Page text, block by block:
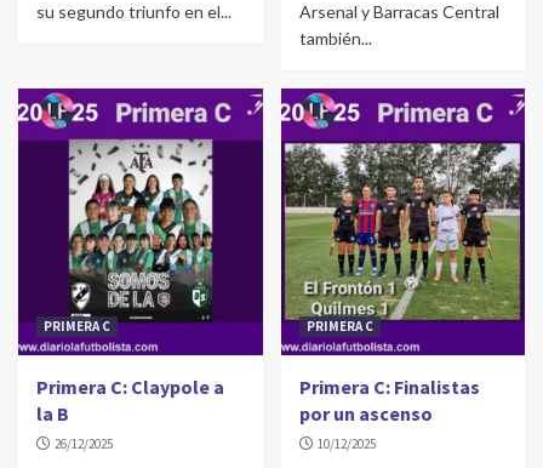
su segundo triunfo en el...
Arsenal y Barracas Central
también...
PRIMERA C
Primera C: Claypole a
la B
26/12/2025
PRIMERA C
Primera C: Finalistas
por un ascenso
10/12/2025